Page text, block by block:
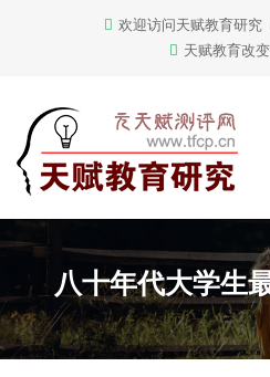
欢迎访问天赋教育研究
天赋教育改
八十年代大学生